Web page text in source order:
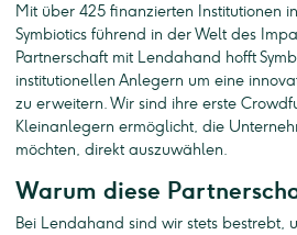
Mit über 425 finanzierten Institutionen
Symbiotics führend in der Welt des
Partnerschaft mit Lendahand hofft
institutionellen Anlegern um eine
zu erweitern. Wir sind ihre erste
Kleinanlegern ermöglicht, die
möchten, direkt auszuwählen.
Warum diese
Bei Lendahand sind wir stets bestrebt,